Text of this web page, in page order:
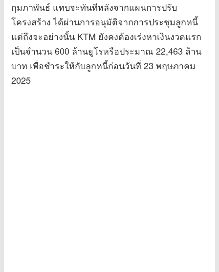
กุมภาพันธ์ แทบจะทันทีหลังจากแผนการปรับ
โครงสร้าง ได้ผ่านการอนุมัติจากการประชุมลูกหนี้
แต่ถึงจะอย่างนั้น KTM ยังคงต้องเร่งหาเงินงวดแรก
เป็นจำนวน 600 ล้านยูโรหรือประมาณ 22,463 ล้าน
บาท เพื่อชำระให้กับลูกหนี้ก่อนวันที่ 23 พฤษภาคม
2025